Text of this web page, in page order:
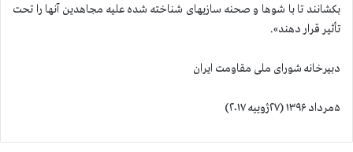
بکشانند تا با شوها و صحنه سازیهای شناخته شده علیه مجاهدین آنها را تحت
تأثیر قرار دهند».
دبیرخانه شورای ملی مقاومت ایران
۵مرداد ۱۳۹۶ (۲۷ژوییه ۲۰۱۷)